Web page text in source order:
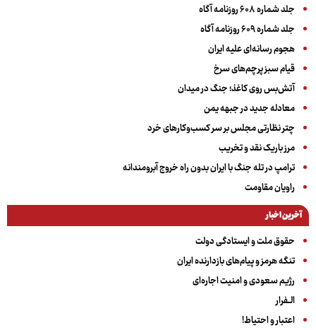
جلد شماره ۶۰۸ روزنامه آگاه
جلد شماره ۶۰۹ روزنامه آگاه
هجوم رسانه‌ای علیه ایران
قیام سبز پرچم‌های سرخ
آتش‌بس روی کاغذ؛ جنگ در میدان
معادله جدید در جبهه یمن
چتر نظارتی مجلس بر سر کسب‌وکارهای خرد
مرز باریک نقد و تخریب
ترامپ در تله جنگ با ایران بدون راه خروج آبرومندانه
راویان مقاومت
آخرین اخبار
حقوق ملت و ایستادگی دولت
تنگه هرمز و پیام‌های بازدارنده ایران
رژیم سعودی و امنیت اجاره‌ای
الــفرار
اعتبار و احتیاط!